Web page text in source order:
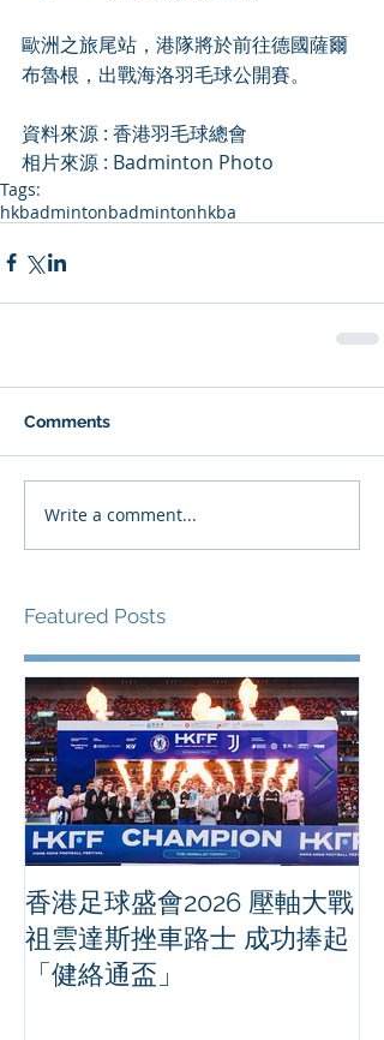
歐洲之旅尾站，港隊將於前往德國薩爾
布魯根，出戰海洛羽毛球公開賽。
資料來源 : 香港羽毛球總會
相片來源 : Badminton Photo
Tags:
hkbadmintonbadmintonhkba
Comments
Write a comment...
Featured Posts
香港足球盛會2026 壓軸大戰
祖雲達斯挫車路士 成功捧起
「健絡通盃」